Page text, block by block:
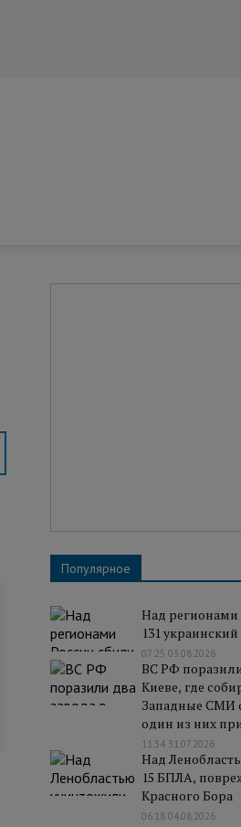
Популярное
Над регионами
131
07:25 03.08.2026
ВС РФ
Киеве, где
Западные СМИ
один из них
11:34 31.07.2026
Над
15 БПЛА,
Красного Бора
06:18 04.08.2026